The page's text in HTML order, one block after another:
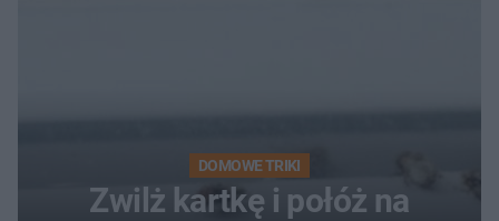
DOMOWE TRIKI
Zwilż kartkę i połóż na